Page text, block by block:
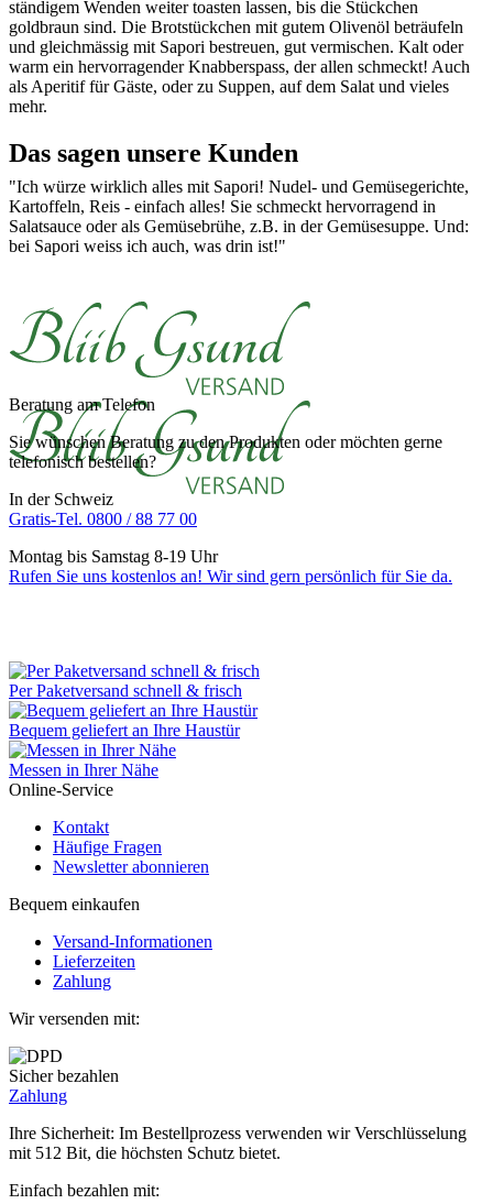
ständigem Wenden weiter toasten lassen, bis die Stückchen
goldbraun sind. Die Brotstückchen mit gutem Olivenöl beträufeln
und gleichmässig mit Sapori bestreuen, gut vermischen. Kalt oder
warm ein hervorragender Knabberspass, der allen schmeckt! Auch
als Aperitif für Gäste, oder zu Suppen, auf dem Salat und vieles
mehr.
Das sagen unsere Kunden
"Ich würze wirklich alles mit Sapori! Nudel- und Gemüsegerichte,
Kartoffeln, Reis - einfach alles! Sie schmeckt hervorragend in
Salatsauce oder als Gemüsebrühe, z.B. in der Gemüsesuppe. Und:
bei Sapori weiss ich auch, was drin ist!"
Beratung am Telefon
Sie wünschen Beratung zu den Produkten oder möchten gerne
telefonisch bestellen?
In der Schweiz
Gratis-Tel. 0800 / 88 77 00
Montag bis Samstag 8-19 Uhr
Rufen Sie uns kostenlos an! Wir sind gern persönlich für Sie da.
Per Paketversand schnell & frisch
Bequem geliefert an Ihre Haustür
Messen in Ihrer Nähe
Online-Service
Kontakt
Häufige Fragen
Newsletter abonnieren
Bequem einkaufen
Versand-Informationen
Lieferzeiten
Zahlung
Wir versenden mit:
Sicher bezahlen
Zahlung
Ihre Sicherheit: Im Bestellprozess verwenden wir Verschlüsselung
mit 512 Bit, die höchsten Schutz bietet.
Einfach bezahlen mit: